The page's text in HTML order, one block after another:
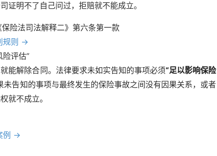
证明不了自己问过，拒赔就不能成立。
险法司法解释二》第六条第一款
规则 →
评估”
能解除合同。法律要求未如实告知的事项必须“足以影响保险
未告知的事项与最终发生的保险事故之间没有因果关系，或者
就不成立。
例 →